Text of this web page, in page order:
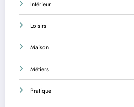
Intérieur
Loisirs
Maison
Métiers
Pratique